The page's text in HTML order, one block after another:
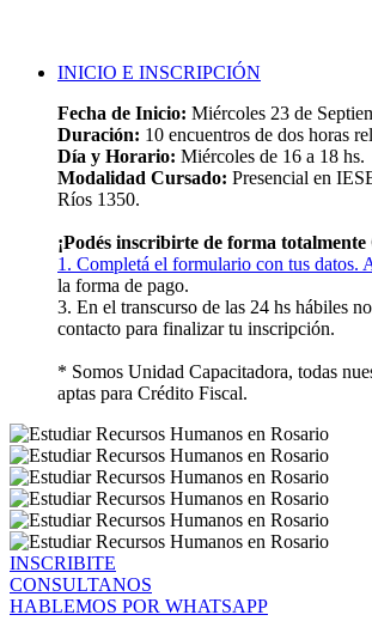
INICIO E INSCRIPCIÓN
Fecha de Inicio: Miércoles 23 de
Duración: 10 encuentros de dos horas
Día y Horario: Miércoles de 16 a 18 hs.
Modalidad Cursado: Presencial en
Ríos 1350.
¡Podés inscribirte de forma totalmente
1. Completá el formulario con tus datos.
la forma de pago.
3. En el transcurso de las 24 hs hábiles
contacto para finalizar tu inscripción.
* Somos Unidad Capacitadora, todas
aptas para Crédito Fiscal.
INSCRIBITE
CONSULTANOS
HABLEMOS POR WHATSAPP